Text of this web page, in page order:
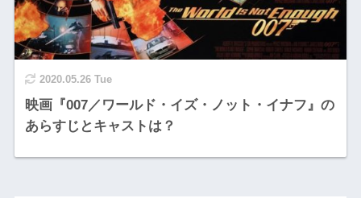
2020.05.26 Tue
映画『007／ワールド・イズ・ノット・イナフ』の
あらすじとキャストは？